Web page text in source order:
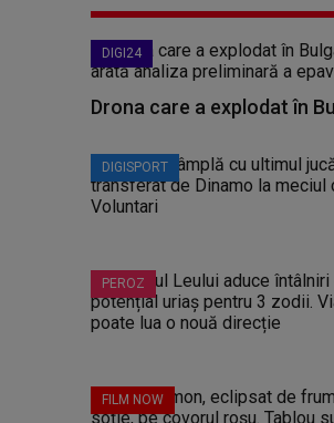
DIGI24
Drona care a explodat în
DIGISPORT
PEROZ
FILM NOW